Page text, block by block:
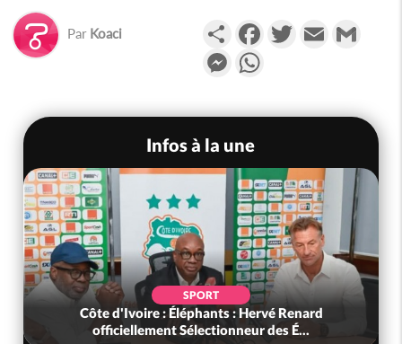
Par Koaci PartagerFacebookTwitterEmail
Messenger
Infos à la une
SOCIÉTÉ
Côte d'Ivoire : Seconde période légale des
ventes soldes du 10 au 31 août 2...